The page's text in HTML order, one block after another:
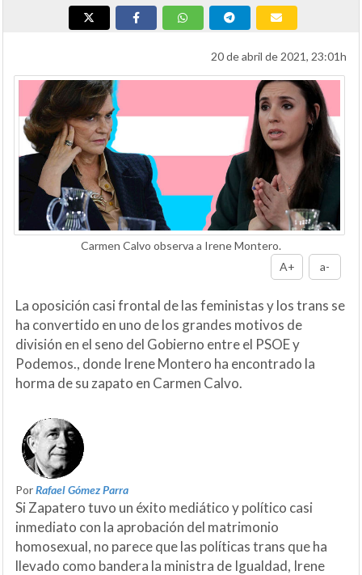
20 de abril de 2021, 23:01h
Carmen Calvo observa a Irene Montero.
A+
a-
La oposición casi frontal de las feministas y los trans se
ha convertido en uno de los grandes motivos de
división en el seno del Gobierno entre el PSOE y
Podemos., donde Irene Montero ha encontrado la
horma de su zapato en Carmen Calvo.
PorRafael Gómez Parra
Si Zapatero tuvo un éxito mediático y político casi
inmediato con la aprobación del matrimonio
homosexual, no parece que las políticas trans que ha
llevado como bandera la ministra de Igualdad, Irene